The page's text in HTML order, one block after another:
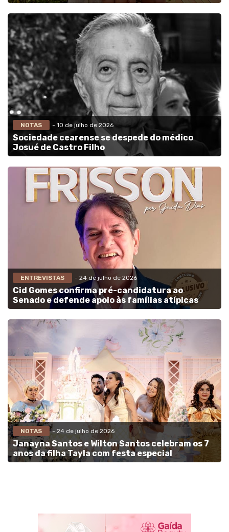
NOTAS - 10 de julho de 2026
Sociedade cearense se despede do médico
Josué de Castro Filho
ENTREVISTAS - 24 de julho de 2026
Cid Gomes confirma pré-candidatura ao
Senado e defende apoio às famílias atípicas
NOTAS - 24 de julho de 2026
Janayna Santos e Wilton Santos celebram os 7
anos da filha Tayla com festa especial